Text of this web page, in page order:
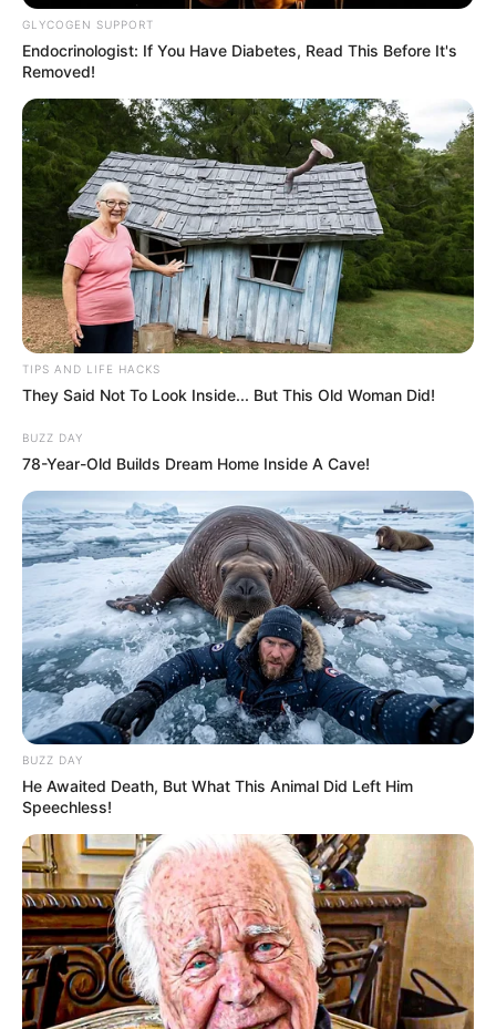
GLYCOGEN SUPPORT
Endocrinologist: If You Have Diabetes, Read This Before It's
Removed!
TIPS AND LIFE HACKS
They Said Not To Look Inside... But This Old Woman Did!
BUZZ DAY
78-Year-Old Builds Dream Home Inside A Cave!
BUZZ DAY
He Awaited Death, But What This Animal Did Left Him
Speechless!